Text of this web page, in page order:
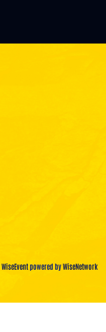
WiseEventpowered byWiseNetwork